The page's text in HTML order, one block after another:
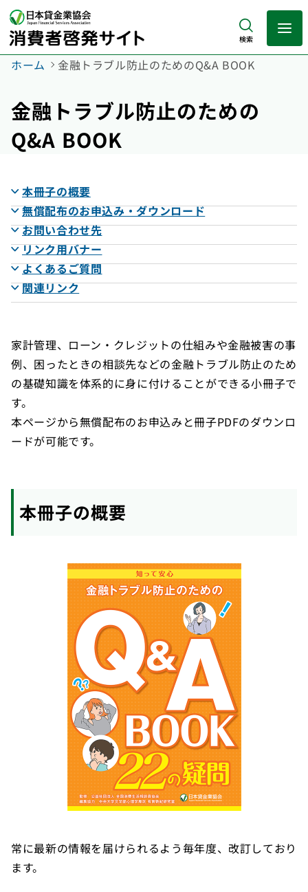
検索
ホーム 金融トラブル防止のためのQ&A BOOK
金融トラブル防止のための
Q&A BOOK
本冊子の概要
無償配布のお申込み・ダウンロード
お問い合わせ先
リンク用バナー
よくあるご質問
関連リンク
家計管理、ローン・クレジットの仕組みや金融被害の事
例、困ったときの相談先などの金融トラブル防止のため
の基礎知識を体系的に身に付けることができる小冊子で
す。
本ページから無償配布のお申込みと冊子PDFのダウンロ
ードが可能です。
本冊子の概要
常に最新の情報を届けられるよう毎年度、改訂しており
ます。